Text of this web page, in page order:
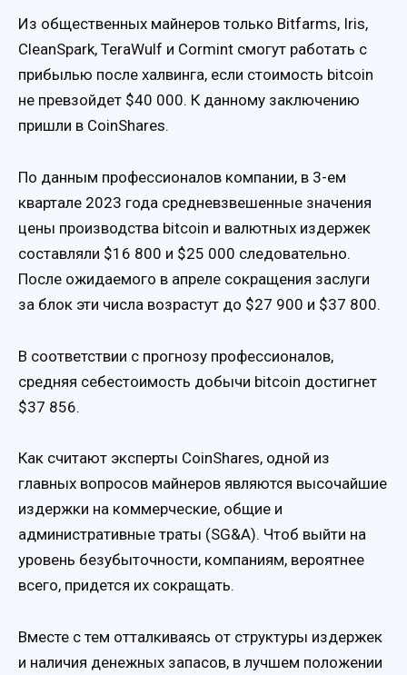
Из общественных майнеров только Bitfarms, Iris,
CleanSpark, TeraWulf и Cormint смогут работать с
прибылью после халвинга, если стоимость bitcoin
не превзойдет $40 000. К данному заключению
пришли в CoinShares.
По данным профессионалов компании, в 3-ем
квартале 2023 года средневзвешенные значения
цены производства bitcoin и валютных издержек
составляли $16 800 и $25 000 следовательно.
После ожидаемого в апреле сокращения заслуги
за блок эти числа возрастут до $27 900 и $37 800.
В соответствии с прогнозу профессионалов,
средняя себестоимость добычи bitcoin достигнет
$37 856.
Как считают эксперты CoinShares, одной из
главных вопросов майнеров являются высочайшие
издержки на коммерческие, общие и
административные траты (SG&A). Чтоб выйти на
уровень безубыточности, компаниям, вероятнее
всего, придется их сокращать.
Вместе с тем отталкиваясь от структуры издержек
и наличия денежных запасов, в лучшем положении